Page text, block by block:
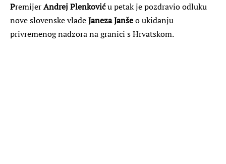
PremijerAndrej Plenkoviću petak je pozdravio odluku
nove slovenske vladeJaneza Janšeo ukidanju
privremenog nadzora na granici s Hrvatskom.